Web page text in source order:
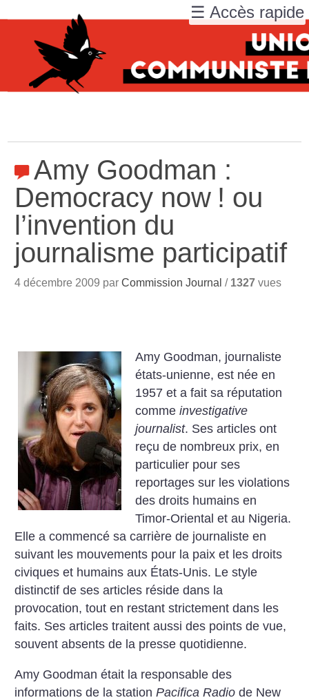
Amy Goodman :
Democracy now ! ou
l’invention du
journalisme participatif
4 décembre 2009 parCommission Journal / 1327 vues
Amy Goodman, journaliste
états-unienne, est née en
1957 et a fait sa réputation
comme investigative
journalist. Ses articles ont
reçu de nombreux prix, en
particulier pour ses
reportages sur les violations
des droits humains en
Timor-Oriental et au Nigeria.
Elle a commencé sa carrière de journaliste en
suivant les mouvements pour la paix et les droits
civiques et humains aux États-Unis. Le style
distinctif de ses articles réside dans la
provocation, tout en restant strictement dans les
faits. Ses articles traitent aussi des points de vue,
souvent absents de la presse quotidienne.
Amy Goodman était la responsable des
informations de la stationPacifica Radio de New
☰ Accès rapide